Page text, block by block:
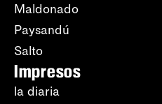
Maldonado
Paysandú
Salto
Impresos
la diaria